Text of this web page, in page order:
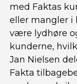
med Faktas
eller mangler i
være lydhøre
kunderne,
Jan Nielsen
Fakta